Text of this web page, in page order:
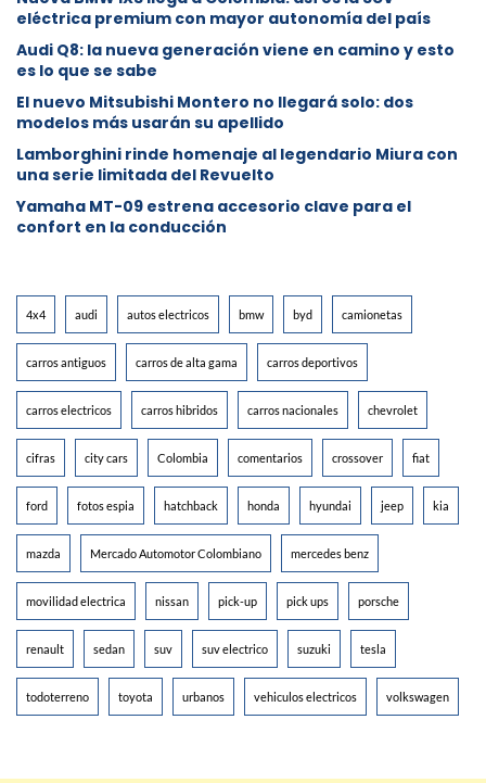
eléctrica premium con mayor autonomía del país
Audi Q8: la nueva generación viene en camino y esto
es lo que se sabe
⁠El nuevo Mitsubishi Montero no llegará solo: dos
modelos más usarán su apellido
Lamborghini rinde homenaje al legendario Miura con
una serie limitada del Revuelto
Yamaha MT-09 estrena accesorio clave para el
confort en la conducción
4x4 audi autos electricos bmw byd camionetas
carros antiguos carros de alta gama carros deportivos
carros electricos carros hibridos carros nacionales chevrolet
cifras city cars Colombia comentarios crossover fiat
ford fotos espia hatchback honda hyundai jeep kia
mazda Mercado Automotor Colombiano mercedes benz
movilidad electrica nissan pick-up pick ups porsche
renault sedan suv suv electrico suzuki tesla
todoterreno toyota urbanos vehiculos electricos volkswagen